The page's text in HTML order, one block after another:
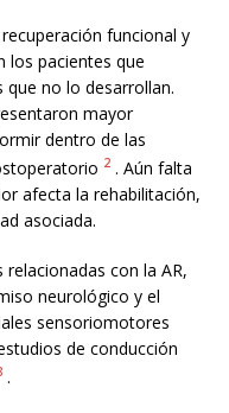
funcional y
los pacientes que
no lo desarrollan.
mayor
dentro de las
2 . Aún falta
afecta la rehabilitación,
asociada.
con la AR,
neurológico y el
sensoriomotores
de conducción
.